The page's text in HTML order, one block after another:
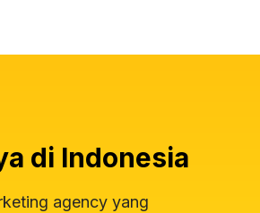
di Indonesia
agency yang